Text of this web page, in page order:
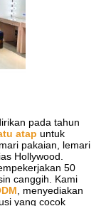
pada tahun
atap untuk
pakaian, lemari
Hollywood.
50
canggih. Kami
, menyediakan
yang cocok